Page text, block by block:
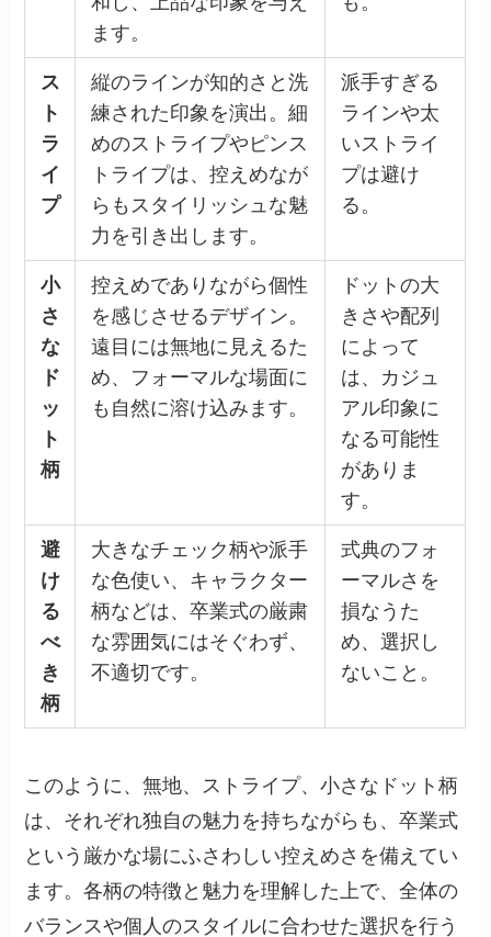
ます。
ス
ト
ラ
イ
プ
縦のラインが知的さと洗
練された印象を演出。細
めのストライプやピンス
トライプは、控えめなが
らもスタイリッシュな魅
力を引き出します。
派手すぎる
ラインや太
いストライ
プは避け
る。
小
さ
な
ド
ッ
ト
柄
控えめでありながら個性
を感じさせるデザイン。
遠目には無地に見えるた
め、フォーマルな場面に
も自然に溶け込みます。
ドットの大
きさや配列
によって
は、カジュ
アル印象に
なる可能性
がありま
す。
避
け
る
べ
き
柄
大きなチェック柄や派手
な色使い、キャラクター
柄などは、卒業式の厳粛
な雰囲気にはそぐわず、
不適切です。
式典のフォ
ーマルさを
損なうた
め、選択し
ないこと。
このように、無地、ストライプ、小さなドット柄
は、それぞれ独自の魅力を持ちながらも、卒業式
という厳かな場にふさわしい控えめさを備えてい
ます。各柄の特徴と魅力を理解した上で、全体の
バランスや個人のスタイルに合わせた選択を行う